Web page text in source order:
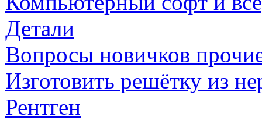
Детали
Вопросы новичков
Изготовить решётку из
Рентген